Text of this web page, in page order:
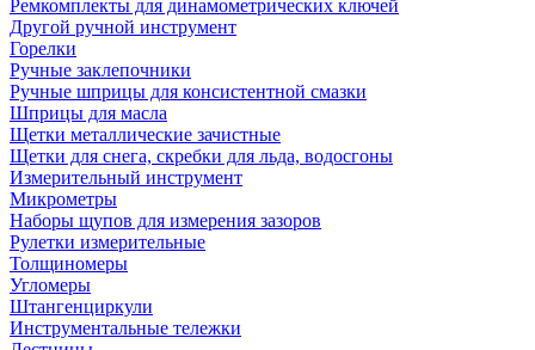
Ремкомплекты для динамометрических ключей
Другой ручной инструмент
Горелки
Ручные заклепочники
Ручные шприцы для консистентной смазки
Шприцы для масла
Щетки металлические зачистные
Щетки для снега, скребки для льда, водосгоны
Измерительный инструмент
Микрометры
Наборы щупов для измерения зазоров
Рулетки измерительные
Толщиномеры
Угломеры
Штангенциркули
Инструментальные тележки